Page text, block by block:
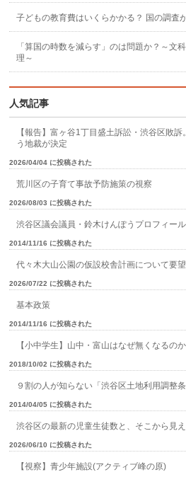
子どもの教育費はいくらかかる？ 国の調査
「算国の時数を減らす」のは問題か？～文
理～
人気記事
【報告】富ヶ谷1丁目盛土訴訟・渋谷区敗
う地裁が決定
2026/04/04 に投稿された
荒川区の子育て事故予防施策の視察
2026/08/03 に投稿された
渋谷区議会議員・鈴木けんぽうプロフィール
2014/11/16 に投稿された
代々木大山公園の仮設校舎計画について要
2026/07/22 に投稿された
基本政策
2014/11/16 に投稿された
【小中学生】山中・富山はなぜ無くなるのか
2018/10/02 に投稿された
９割の人が知らない「渋谷区土地利用調整条
2014/04/05 に投稿された
渋谷区の最新の児童生徒数と、そこから見
2026/06/10 に投稿された
【視察】青少年施設(アクティブ峰の原)